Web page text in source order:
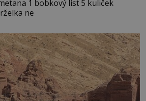
1 bobkový list 5 kuliček
ne